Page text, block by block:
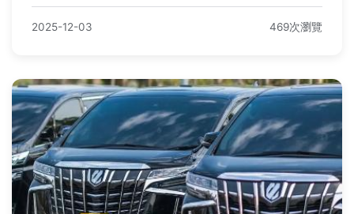
2025-12-03 469次瀏覽